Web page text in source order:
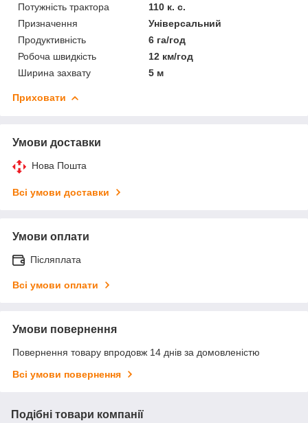
Потужність трактора
110 к. с.
Призначення
Універсальний
Продуктивність
6 га/год
Робоча швидкість
12 км/год
Ширина захвату
5 м
Приховати
Умови доставки
Нова Пошта
Всі умови доставки
Умови оплати
Післяплата
Всі умови оплати
Умови повернення
Повернення товару впродовж 14 днів за домовленістю
Всі умови повернення
Подібні товари компанії